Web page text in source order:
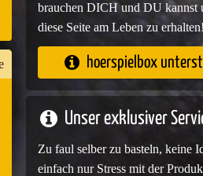
brauchen DICH und DU kannst
diese Seite am Leben zu erhalten!
hoerspielbox
Unser exklusiver
Zu faul selber zu basteln, keine
einfach nur Stress mit der